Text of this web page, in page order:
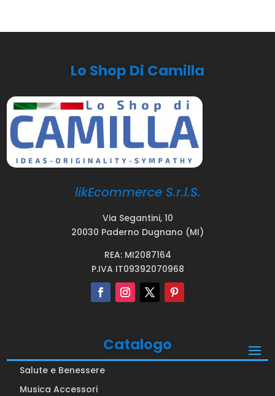
Lo Shop Di Camilla
likEcommerce S.r.l.S.
Via Segantini, 10
20030 Paderno Dugnano (MI)
REA: MI2087164
P.IVA IT09392070968
Catalogo
Salute e Benessere
Musica Accessori